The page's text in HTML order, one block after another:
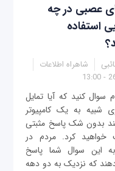
عصبی در چه
استفاده
شاهراه اطلاعات
سوال کنید که آیا تمایل
شبیه به یک کامپیوتر
بدون شک پاسخ مثبتی
خواهید کرد. مردم در
این سوال شما پاسخ
که نزدیک به دو دهه